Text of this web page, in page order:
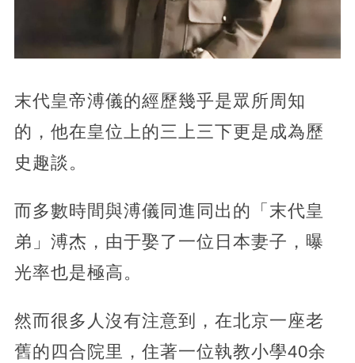
末代皇帝溥儀的經歷幾乎是眾所周知
的，他在皇位上的三上三下更是成為歷
史趣談。
而多數時間與溥儀同進同出的「末代皇
弟」溥杰，由于娶了一位日本妻子，曝
光率也是極高。
然而很多人沒有注意到，在北京一座老
舊的四合院里，住著一位執教小學40余